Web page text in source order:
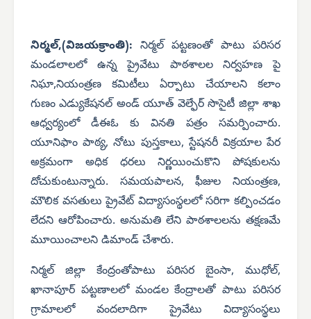
నిర్మల్,(విజయక్రాంతి): నిర్మల్ పట్టణంతో పాటు పరిసర
మండలాలలో ఉన్న ప్రైవేటు పాఠశాలల నిర్వహణ పై
నిఘా,నియంత్రణ కమిటీలు ఏర్పాటు చేయాలని కలాం
గుణం ఎడ్యుకేషనల్ అండ్ యూత్ వెల్ఫేర్ సొసైటీ జిల్లా శాఖ
ఆధ్వర్యంలో డీఈఓ కు వినతి పత్రం సమర్పించారు.
యూనిఫాం పాఠ్య, నోటు పుస్తకాలు, స్టేషనరీ విక్రయాల పేర
అక్రమంగా అధిక ధరలు నిర్ణయించుకొని పోషకులను
దోచుకుంటున్నారు. సమయపాలన, ఫీజుల నియంత్రణ,
మౌలిక వసతులు ప్రైవేట్ విద్యాసంస్థలలో సరిగా కల్పించడం
లేదని ఆరోపించారు. అనుమతి లేని పాఠశాలలను తక్షణమే
మూయించాలని డిమాండ్ చేశారు.
నిర్మల్ జిల్లా కేంద్రంతోపాటు పరిసర బైంసా, ముధోల్,
ఖానాపూర్ పట్టణాలలో మండల కేంద్రాలతో పాటు పరిసర
గ్రామాలలో వందలాదిగా ప్రైవేటు విద్యాసంస్థలు